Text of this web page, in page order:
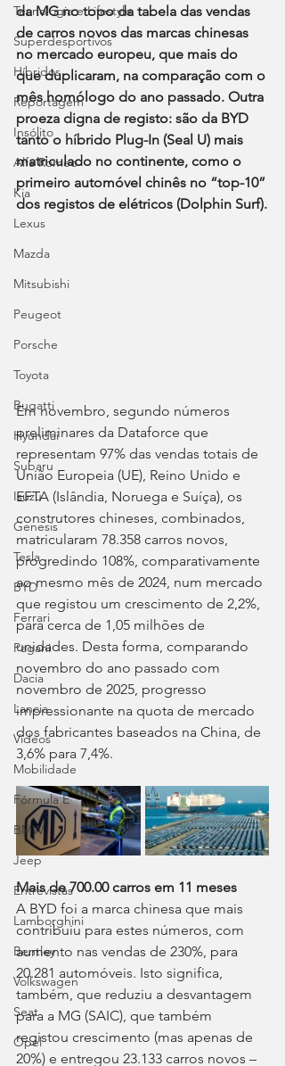
Tecnologia e Lifestyle
Superdesportivos
Híbridos
Reportagem
Insólito
Alfa Romeo
Kia
Lexus
Mazda
Mitsubishi
Peugeot
Porsche
Toyota
Bugatti
Hyundai
Subaru
Isuzu
Genesis
Tesla
BYD
Ferrari
Pagani
Dacia
Lancia
Videos
Mobilidade
Fórmula E
BMW
Jeep
Entrevistas
Lamborghini
Bentley
Volkswagen
Seat
Opel
da MG no topo da tabela das vendas
de carros novos das marcas chinesas
no mercado europeu, que mais do
que duplicaram, na comparação com o
mês homólogo do ano passado. Outra
proeza digna de registo: são da BYD
tanto o híbrido Plug-In (Seal U) mais
matriculado no continente, como o
primeiro automóvel chinês no “top-10”
dos registos de elétricos (Dolphin Surf).
Em novembro, segundo números
preliminares da Dataforce que
representam 97% das vendas totais de
União Europeia (UE), Reino Unido e
EFTA (Islândia, Noruega e Suíça), os
construtores chineses, combinados,
matricularam 78.358 carros novos,
progredindo 108%, comparativamente
ao mesmo mês de 2024, num mercado
que registou um crescimento de 2,2%,
para cerca de 1,05 milhões de
unidades. Desta forma, comparando
novembro do ano passado com
novembro de 2025, progresso
impressionante na quota de mercado
dos fabricantes baseados na China, de
3,6% para 7,4%.
Mais de 700.00 carros em 11 meses
A BYD foi a marca chinesa que mais
contribuiu para estes números, com
aumento nas vendas de 230%, para
20.281 automóveis. Isto significa,
também, que reduziu a desvantagem
para a MG (SAIC), que também
registou crescimento (mas apenas de
20%) e entregou 23.133 carros novos –